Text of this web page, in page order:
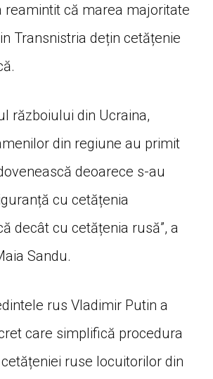
reamintit că marea majoritate
Transnistria dețin cetățenie
războiului din Ucraina,
din regiune au primit
deoarece s-au
cu cetățenia
decât cu cetățenia rusă”, a
Sandu.
rus Vladimir Putin a
care simplifică procedura
ruse locuitorilor din